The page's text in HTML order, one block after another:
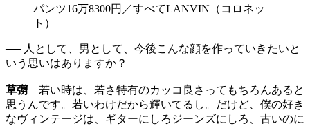
パンツ16万8300円／すべてLANVIN（コロネッ
ト）
── 人として、男として、今後こんな顔を作っていきたいと
いう思いはありますか？
草彅 若い時は、若さ特有のカッコ良さってもちろんあると
思うんです。若いわけだから輝いてるし。だけど、僕の好き
なヴィンテージは、ギターにしろジーンズにしろ、古いのに